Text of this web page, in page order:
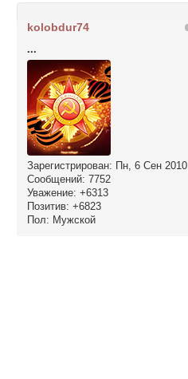
kolobdur74
...
Зарегистрирован: Пн, 6 Сен 2010
Сообщений: 7752
Уважение: +6313
Позитив: +6823
Пол: Мужской